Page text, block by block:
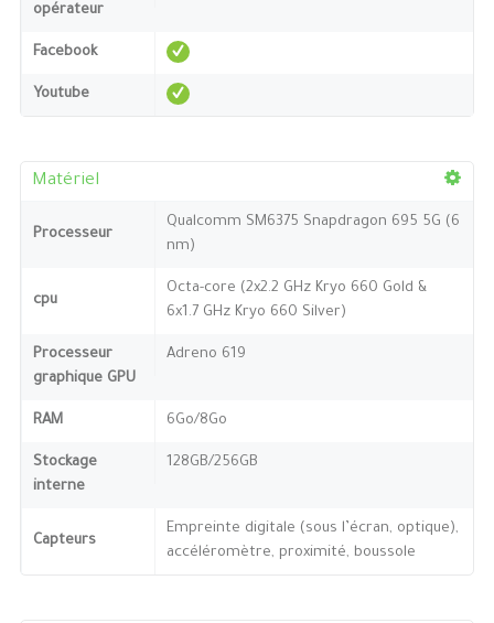
opérateur
Facebook
Youtube
Matériel
Processeur
Qualcomm SM6375 Snapdragon 695 5G (6
nm)
cpu
Octa-core (2x2.2 GHz Kryo 660 Gold &
6x1.7 GHz Kryo 660 Silver)
Processeur
graphique GPU
Adreno 619
RAM 6Go/8Go
Stockage
interne
128GB/256GB
Capteurs
Empreinte digitale (sous l’écran, optique),
accéléromètre, proximité, boussole